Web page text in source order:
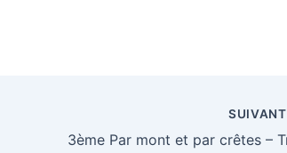
SUIVANT